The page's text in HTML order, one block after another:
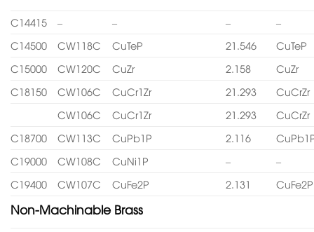
C14415 – – –
–
C14500
CW118C CuTeP 21.546
CuTeP
C15000
CW120C CuZr 2.158
CuZr
C18150
CW106C CuCr1Zr 21.293
CuCrZr
CW106C
CuCr1Zr 21.293
CuCrZr
C18700
CW113C CuPb1P 2.116
C19000
CW108C CuNi1P –
–
C19400
CW107C CuFe2P 2.131 CuFe2P
Non-Machinable Brass